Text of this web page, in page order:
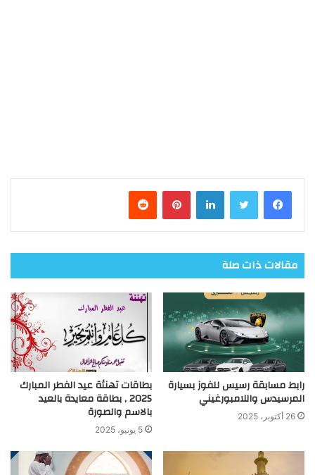
فيسبوك تويتر لينكدإن بينتيريست
مقالات ذات صلة
رابط مسابقة رسيس للفوز بسيارة
المرسيدس واللامبورغيني
26 أكتوبر، 2025
بطاقات تهنئة عيد الفطر المبارك
2025 , بطاقة معايدة بالعيد
بالاسم والصورة
5 يونيو، 2025